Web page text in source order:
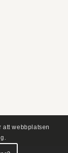
att webbplatsen